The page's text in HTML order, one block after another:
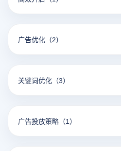
广告优化 （2）
关键词优化 （3）
广告投放策略 （1）